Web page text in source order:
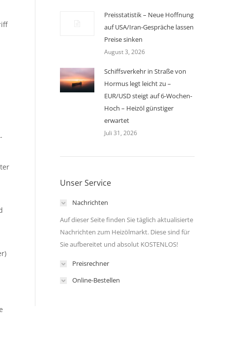
Preisstatistik – Neue Hoffnung
auf USA/Iran-Gespräche lassen
Preise sinken
August 3, 2026
Schiffsverkehr in Straße von
Hormus legt leicht zu –
EUR/USD steigt auf 6-Wochen-
Hoch – Heizöl günstiger
erwartet
Juli 31, 2026
Unser Service
Nachrichten
Auf dieser Seite finden Sie täglich aktualisierte
Nachrichten zum Heizölmarkt. Diese sind für
Sie aufbereitet und absolut KOSTENLOS!
Preisrechner
Online-Bestellen